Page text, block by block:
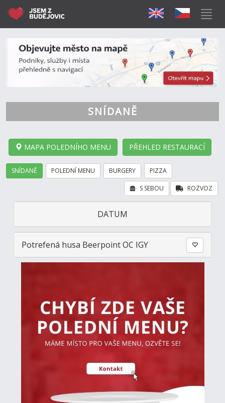
SNÍDANĚ
MAPA POLEDNÍHO MENU PŘEHLED RESTAURACÍ
SNÍDANĚ POLEDNÍ MENU BURGERY PIZZA
ROZVOZ
S SEBOU
DATUM
Potrefená husa Beerpoint OC IGY